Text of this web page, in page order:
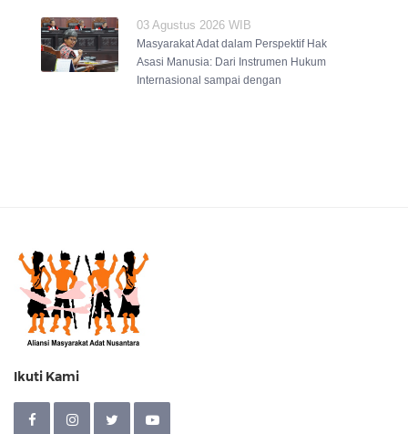
03 Agustus 2026 WIB
Masyarakat Adat dalam Perspektif Hak
Asasi Manusia: Dari Instrumen Hukum
Internasional sampai dengan
Ikuti Kami